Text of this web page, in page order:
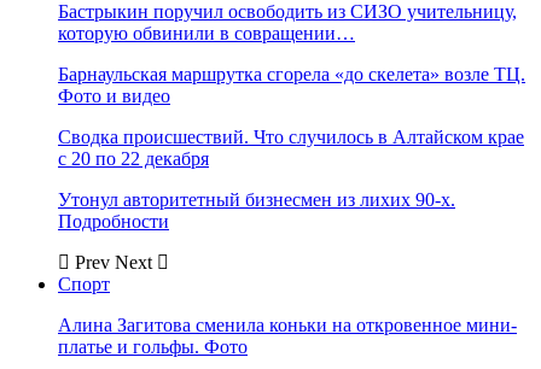
Бастрыкин поручил освободить из СИЗО учительницу,
которую обвинили в совращении…
Барнаульская маршрутка сгорела «до скелета» возле ТЦ.
Фото и видео
Сводка происшествий. Что случилось в Алтайском крае
с 20 по 22 декабря
Утонул авторитетный бизнесмен из лихих 90-х.
Подробности
Prev Next
Спорт
Алина Загитова сменила коньки на откровенное мини-
платье и гольфы. Фото